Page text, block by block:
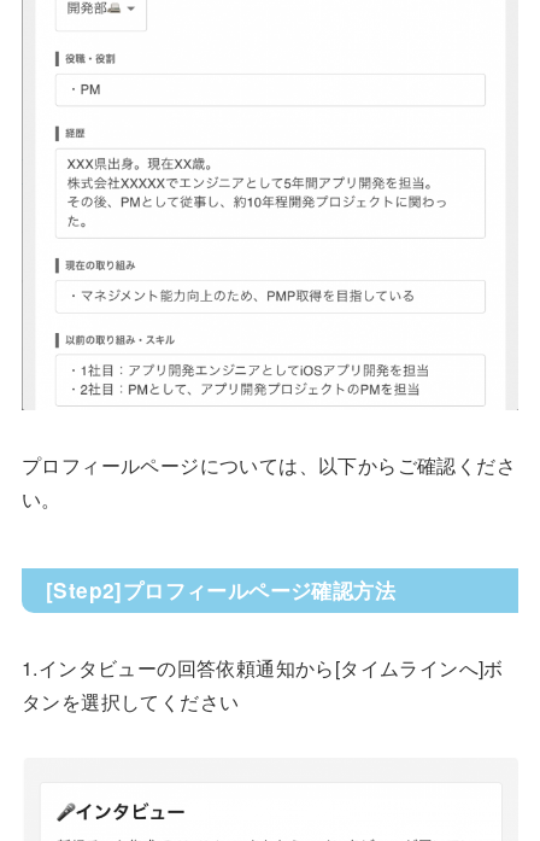
プロフィールページについては、以下からご確認くださ
い。
[Step2]プロフィールページ確認方法
1.インタビューの回答依頼通知から[タイムラインへ]ボ
タンを選択してください